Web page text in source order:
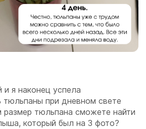
я наконец успела
тюльпаны при дневном свете
размер тюльпана сможете найти
который был на 3 фото?